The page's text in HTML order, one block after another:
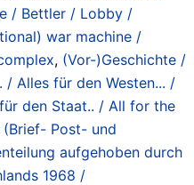
/ Bettler / Lobby /
war machine /
, (Vor-)Geschichte /
/ Alles für den Westen... /
den Staat.. / All for the
Post- und
aufgehoben durch
1968 /